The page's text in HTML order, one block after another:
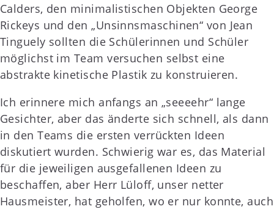
Calders, den minimalistischen Objekten George
Rickeys und den „Unsinnsmaschinen“ von Jean
Tinguely sollten die Schülerinnen und Schüler
möglichst im Team versuchen selbst eine
abstrakte kinetische Plastik zu konstruieren.
Ich erinnere mich anfangs an „seeeehr“ lange
Gesichter, aber das änderte sich schnell, als dann
in den Teams die ersten verrückten Ideen
diskutiert wurden. Schwierig war es, das Material
für die jeweiligen ausgefallenen Ideen zu
beschaffen, aber Herr Lüloff, unser netter
Hausmeister, hat geholfen, wo er nur konnte, auch